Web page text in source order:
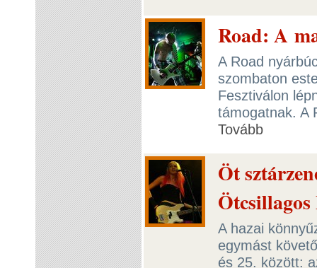
Road: A
A Road
szombaton
Fesztiválon
támogatnak. A
Tovább
Öt
A hazai
egymást
és 25. között: